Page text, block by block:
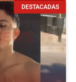
DESTACADAS